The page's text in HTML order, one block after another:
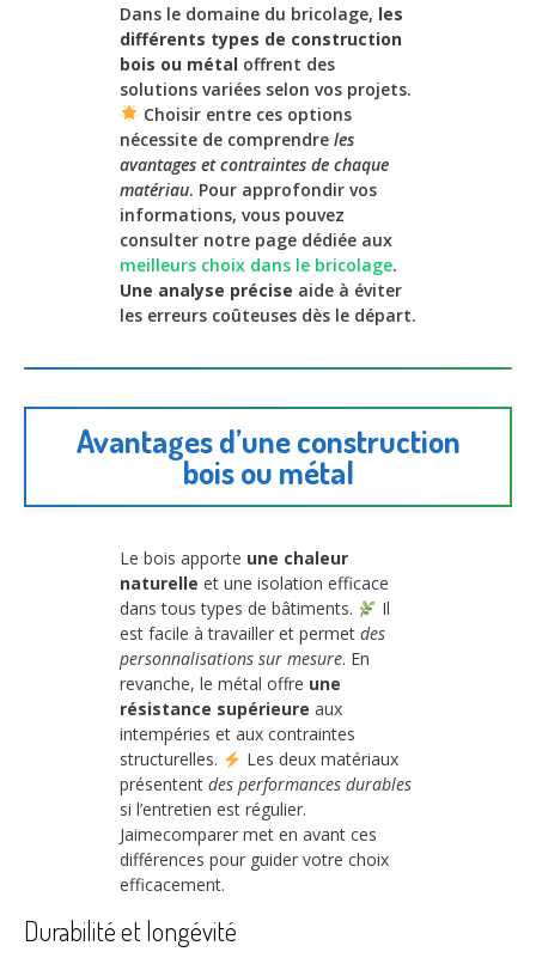
Dans le domaine du bricolage, les
différents types de construction
bois ou métal offrent des
solutions variées selon vos projets.
Choisir entre ces options
nécessite de comprendre les
avantages et contraintes de chaque
matériau. Pour approfondir vos
informations, vous pouvez
consulter notre page dédiée aux
meilleurs choix dans le bricolage.
Une analyse précise aide à éviter
les erreurs coûteuses dès le départ.
Avantages d’une construction
bois ou métal
Le bois apporte une chaleur
naturelle et une isolation efficace
dans tous types de bâtiments.
Il
est facile à travailler et permet des
personnalisations sur mesure. En
revanche, le métal offre une
résistance supérieure aux
intempéries et aux contraintes
structurelles.
Les deux matériaux
présentent des performances durables
si l’entretien est régulier.
Jaimecomparer met en avant ces
différences pour guider votre choix
efficacement.
Durabilité et longévité